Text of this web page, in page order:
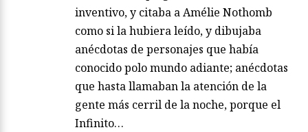
inventivo, y citaba a Amélie Nothomb
como si la hubiera leído, y dibujaba
anécdotas de personajes que había
conocido polo mundo adiante; anécdotas
que hasta llamaban la atención de la
gente más cerril de la noche, porque el
Infinito…